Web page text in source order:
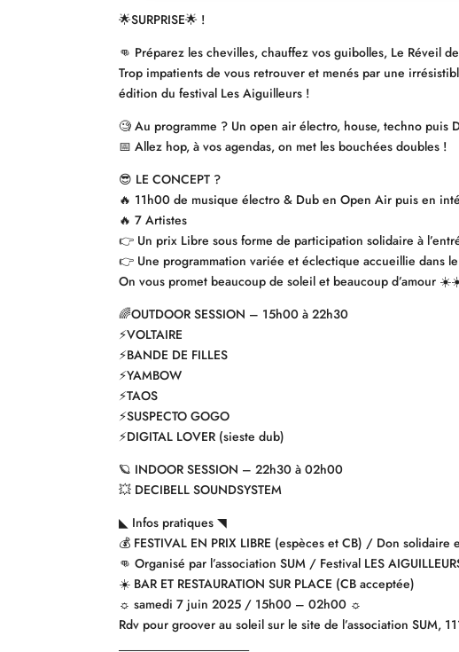
🌟SURPRISE🌟 !
👊 Préparez les chevilles, chauffez vos guibolles, Le
Trop impatients de vous retrouver et menés par une
édition du festival Les Aiguilleurs !
🧐 Au programme ? Un open air électro, house, techno puis
📅 Allez hop, à vos agendas, on met les bouchées doubles !
😎 LE CONCEPT ?
🔥 11h00 de musique électro & Dub en Open Air puis en
🔥 7 Artistes
👉 Un prix Libre sous forme de participation solidaire à
👉 Une programmation variée et éclectique accueillie dans le
On vous promet beaucoup de soleil et beaucoup d’amour
🌈OUTDOOR SESSION – 15h00 à 22h30
⚡️VOLTAIRE
⚡️BANDE DE FILLES
⚡️YAMBOW
⚡️TAOS
⚡️SUSPECTO GOGO
⚡️DIGITAL LOVER (sieste dub)
🪐 INDOOR SESSION – 22h30 à 02h00
💥 DECIBELL SOUNDSYSTEM
◣ Infos pratiques ◥
💰 FESTIVAL EN PRIX LIBRE (espèces et CB) / Don
👊 Organisé par l’association SUM / Festival LES
☀️ BAR ET RESTAURATION SUR PLACE (CB acceptée)
☼ samedi 7 juin 2025 / 15h00 – 02h00 ☼
Rdv pour groover au soleil sur le site de l’association SUM,